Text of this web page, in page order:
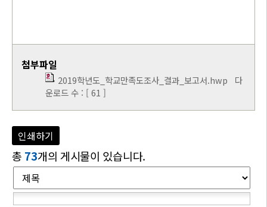
첨부파일
2019학년도_학교만족도조사_결과_보고서.hwp 다
운로드 수 : [ 61 ]
인쇄하기
총 73개의 게시물이 있습니다.